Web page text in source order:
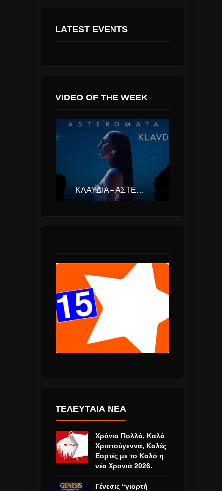
LATEST EVENTS
VIDEO OF THE WEEK
ΚΛΑΥΔΊΑ – ΑΣΤΕΡΟΜΆΤΑ (EUROVISION ΕΛΛΆΔΑ 2025)
ΤΕΛΕΥΤΑΙΑ ΝΕΑ
Χρόνια Πολλά, Καλά
Χριστούγεννα, Καλές
Εορτές με το Καλό η
νέα Χρονιά 2026.
Γένεσις “γιορτή